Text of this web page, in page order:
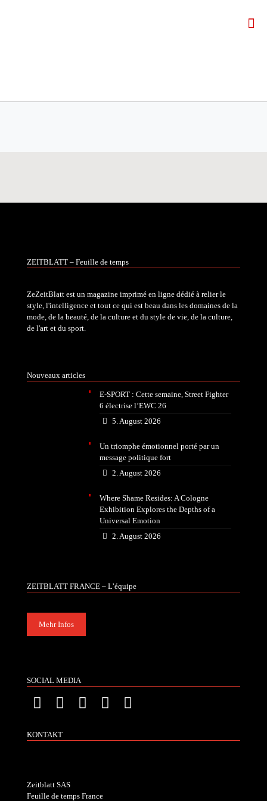
ZEITBLATT – Feuille de temps
ZeZeitBlatt est un magazine imprimé en ligne dédié à relier le
style, l'intelligence et tout ce qui est beau dans les domaines de la
mode, de la beauté, de la culture et du style de vie, de la culture,
de l'art et du sport.
Nouveaux articles
E-SPORT : Cette semaine, Street Fighter
6 électrise l’EWC 26
5. August 2026
Un triomphe émotionnel porté par un
message politique fort
2. August 2026
Where Shame Resides: A Cologne
Exhibition Explores the Depths of a
Universal Emotion
2. August 2026
ZEITBLATT FRANCE – L’équipe
Mehr Infos
SOCIAL MEDIA
KONTAKT
Zeitblatt SAS
Feuille de temps France